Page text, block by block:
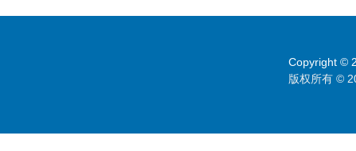
Copyright ©
版权所有 ©